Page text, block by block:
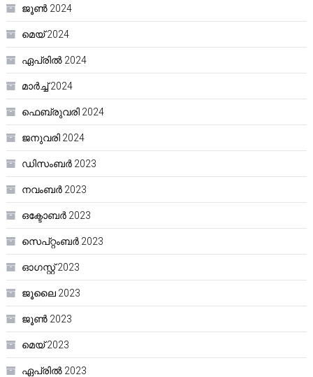
ജൂൺ 2024
മെയ്‌ 2024
ഏപ്രിൽ 2024
മാർച്ച്‌ 2024
ഫെബ്രുവരി 2024
ജനുവരി 2024
ഡിസംബർ 2023
നവംബർ 2023
ഒക്ടോബർ 2023
സെപ്റ്റംബർ 2023
ഓഗസ്റ്റ്‌ 2023
ജൂലൈ 2023
ജൂൺ 2023
മെയ്‌ 2023
ഏപ്രിൽ 2023